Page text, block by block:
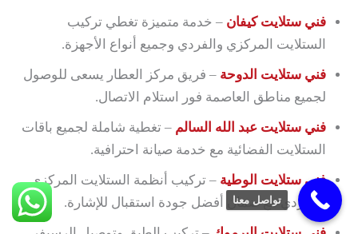
فني ستلايت كيفان – خدمة متميزة تغطي تركيب
الستلايت المركزي والفردي وجميع أنواع الأجهزة.
فني ستلايت الدوحة – فريق مركز العطار يسعى للوصول
لجميع مناطق العاصمة فور استلام الاتصال.
فني ستلايت عبد الله السالم – تغطية شاملة لجميع باقات
الستلايت الفضائية مع خدمة صيانة احترافية.
فني ستلايت الوطية – تركيب أنظمة الستلايت المركزي
والفردي مع ضمان أفضل جودة استقبال للإشارة.
تواصل معنا